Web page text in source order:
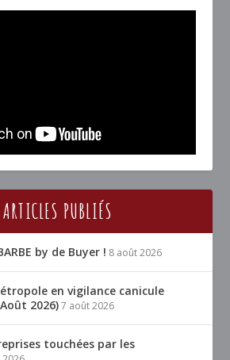
PUBLIÉS
by de Buyer ! 8 août 2026
en vigilance canicule
2026) 7 août 2026
touchées par les